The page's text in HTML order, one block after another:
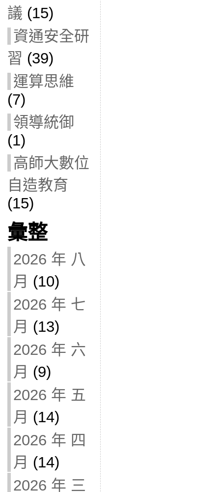
議 (15)
資通安全研
習 (39)
運算思維
(7)
領導統御
(1)
高師大數位
自造教育
(15)
彙整
2026 年 八
月 (10)
2026 年 七
月 (13)
2026 年 六
月 (9)
2026 年 五
月 (14)
2026 年 四
月 (14)
2026 年 三